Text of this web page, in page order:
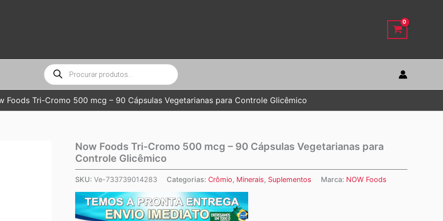
Pesquisar
produtos
Foods Tri-Cromo 500 mcg – 90 Cápsulas Vegetarianas para Controle Glicêmico
Now Foods Tri-Cromo 500 mcg – 90 Cápsulas Vegetarianas para
Controle Glicêmico
SKU: Ve-733739014283 Categorias: Crômio, Minerais, Suplementos Marca: NOW Foods